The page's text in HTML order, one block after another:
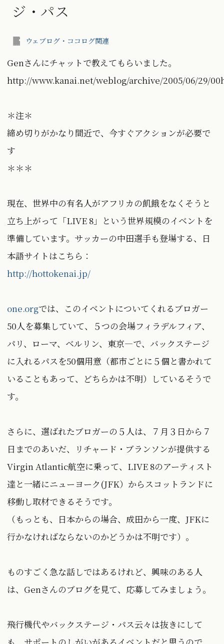
ジ・パス
ウェブログ・ココログ関連
Genさんにチャットで教えてもらいました。
http://www.kanai.net/weblog/archive/2005/06/29/
＊注＊
締め切りがかなり間近で、今すぐアクションが必要で
す
＊＊＊
現在、世界中の有名人がアフリカの飢餓をなくそうと
立ち上がって「LIVE 8」という世界規模のイベントを
準備しています。サッカーの中田選手も登場する、日
本語サイトはこちら：
http://hottokenai.jp/
one.orgでは、このイベントについてくれるブロガー
50人を募集していて、５つの会場――フィラデルフィア、
パリ、ローマ、ベルリン、東京―で、バックステージ
に入れるパスを50個用意（都市ごとに５個と書かれて
いることもあって、どちらかは不明）しているそうで
す。
さらに、選ばれたブロガーの５人は、７月３日から７
日までのあいだ、リチャード・ブランソンが提供する
Virgin Atlantic航空に乗って、LIVE 8のアーティスト
達と一緒にニューヨーク(JFK）からスコットランドに
移動し取材できるそうです。
（もっとも、日本からの場合、成田から一度、JFKに
行かなければならないのかどうかは不明です）。
ものすごく急な話しではあるけれど、興味のある人
は、Genさんのブログを見て、応募してみましょう。
飛行機代やバックステージ・パス云々は抜きにして